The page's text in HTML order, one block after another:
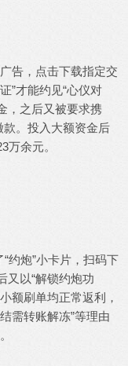
告，点击下载指定交
”才能约见“心仪对
，之后又被要求携
款。投入大额资金后
万余元。
约炮”小卡片，扫码下
又以“解锁约炮功
额刷单均正常返利，
需转账解冻”等理由